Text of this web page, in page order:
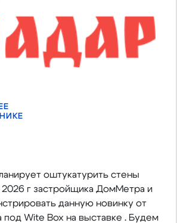
оштукатурить стены
г застройщика ДомМетра и
данную новинку от
под Wite Box на выставке . Будем